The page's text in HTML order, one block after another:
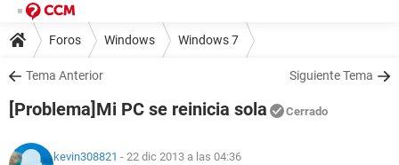
Foros Windows Windows 7
Tema Anterior Siguiente Tema
[Problema]Mi PC se reinicia sola Cerrado
kevin308821 - 22 dic 2013 a las 04:36